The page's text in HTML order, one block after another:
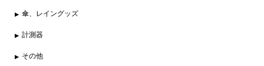
傘、レイングッズ
計測器
その他